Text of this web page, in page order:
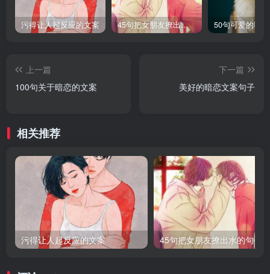
污得让人起反应的文案 45句把女朋友撩出水的句子 50句可爱的猫
上一篇
100句关于暗恋的文案
下一篇
美好的暗恋文案句子
相关推荐
污得让人起反应的文案 45句把女朋友撩出水的句子